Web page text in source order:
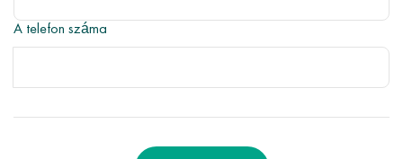
A telefon száma